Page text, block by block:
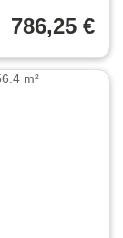
786,25 €